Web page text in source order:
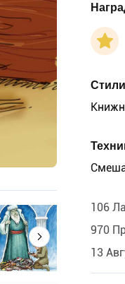
Стили
106
970
13